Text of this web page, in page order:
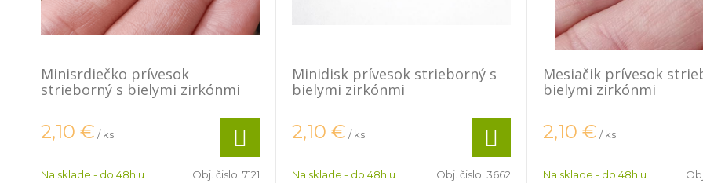
Minisrdiečko prívesok
strieborný s bielymi zirkónmi
2,10 € / ks
Na sklade - do 48h u
Obj. čislo: 7121
Minidisk prívesok strieborný s
bielymi zirkónmi
2,10 € / ks
Na sklade - do 48h u
Obj. čislo: 3662
Mesiačik prívesok
bielymi zirkónmi
2,10 € / ks
Na sklade - do 48h u